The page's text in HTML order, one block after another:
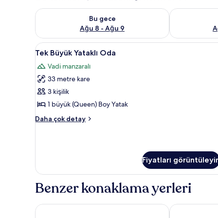
Bu gece
Ağu 8 - Ağu 9
Bu gece için müsaitliği kontrol et Ağu 8 - Ağu 9
Yarın için
Tek
Büyük
Yataklı
Oda
için
tüm
fotoğrafları
görün
Tek Büyük Yataklı Oda |
2
Tek Büyük Yataklı Oda
Vadi manzaralı
33 metre kare
3 kişilik
1 büyük (Queen) Boy Yatak
Daha çok detay
Tek
fazla
Fiyatları
Benzer konaklama yerleri
Hotel Ariston Agriturismo